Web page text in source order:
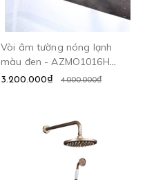
Vòi âm tường nóng lạnh
màu đen - AZMO1016H
CLEANMAX
3.200.000₫ 4.000.000₫